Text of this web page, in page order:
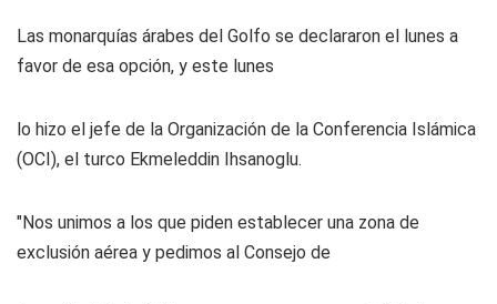
Las monarquías árabes del Golfo se declararon el lunes a
favor de esa opción, y este lunes
lo hizo el jefe de la Organización de la Conferencia Islámica
(OCI), el turco Ekmeleddin Ihsanoglu.
"Nos unimos a los que piden establecer una zona de
exclusión aérea y pedimos al Consejo de